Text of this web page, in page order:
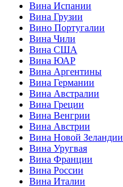
Вина Испании
Вина Грузии
Вино Португалии
Вина Чили
Вина США
Вина ЮАР
Вина Аргентины
Вина Германии
Вина Австралии
Вина Греции
Вина Венгрии
Вина Австрии
Вина Новой Зеландии
Вина Уругвая
Вина Франции
Вина России
Вина Италии